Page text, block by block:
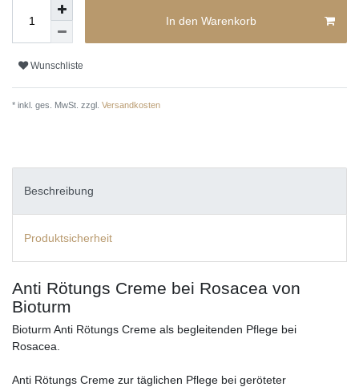
In den Warenkorb
Wunschliste
* inkl. ges. MwSt. zzgl. Versandkosten
Beschreibung
Produktsicherheit
Anti Rötungs Creme bei Rosacea von
Bioturm
Bioturm Anti Rötungs Creme als begleitenden Pflege bei
Rosacea.
Anti Rötungs Creme zur täglichen Pflege bei geröteter